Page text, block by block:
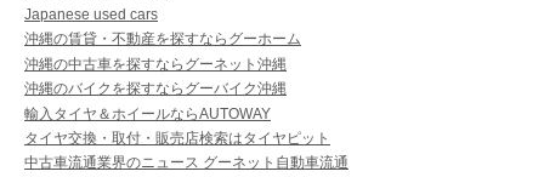
Japanese used cars
沖縄の賃貸・不動産を探すならグーホーム
沖縄の中古車を探すならグーネット沖縄
沖縄のバイクを探すならグーバイク沖縄
輸入タイヤ＆ホイールならAUTOWAY
タイヤ交換・取付・販売店検索はタイヤピット
中古車流通業界のニュース グーネット自動車流通